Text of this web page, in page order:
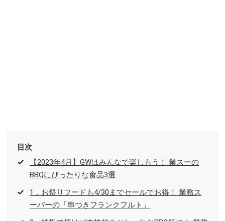
目次
【2023年4月】GWはみんなで楽しもう！ 業スーの
BBQにぴったりな食品3選
1．お祭りフードも4/30までセールでお得！ 業務ス
ーパーの「串つきフランクフルト」